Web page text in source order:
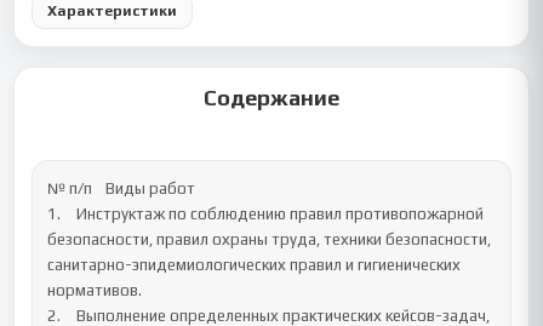
Характеристики
Содержание
№ п/п	Виды работ
1.	Инструктаж по соблюдению правил противопожарной
безопасности, правил охраны труда, техники безопасности,
санитарно-эпидемиологических правил и гигиенических
нормативов.
2.	Выполнение определенных практических кейсов-задач,